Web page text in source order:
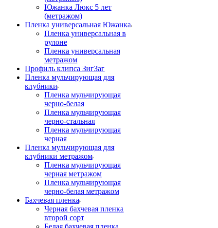
Южанка Люкс 5 лет
(метражом)
Пленка универсальная Южанка
Пленка универсальная в
рулоне
Пленка универсальная
метражом
Профиль клипса ЗигЗаг
Пленка мульчирующая для
клубники
Пленка мульчирующая
черно-белая
Пленка мульчирующая
черно-стальная
Пленка мульчирующая
черная
Пленка мульчирующая для
клубники метражом
Пленка мульчирующая
черная метражом
Пленка мульчирующая
черно-белая метражом
Бахчевая пленка
Черная бахчевая пленка
второй сорт
Белая бахчевая пленка